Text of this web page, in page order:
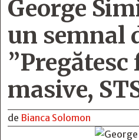
George
un semnal
masive,
de Bianca Solomon